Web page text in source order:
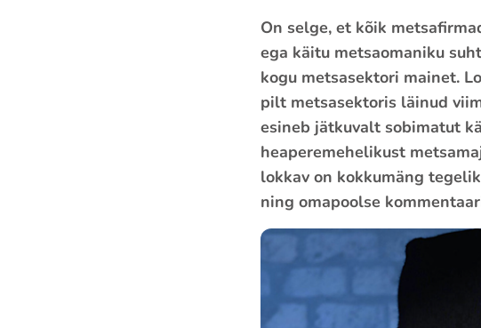
On selge, et kõik
ega käitu metsaomaniku
kogu metsasektori mainet.
pilt metsasektoris läinud
esineb jätkuvalt sobimatut
heaperemehelikust
lokkav on kokkumäng
ning omapoolse